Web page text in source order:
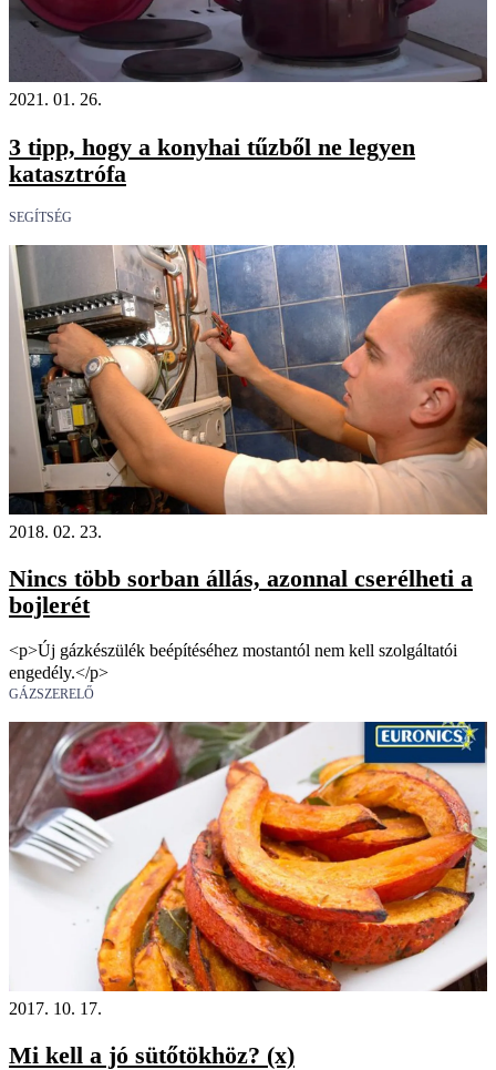
2021. 01. 26.
3 tipp, hogy a konyhai tűzből ne legyen
katasztrófa
SEGÍTSÉG
2018. 02. 23.
Nincs több sorban állás, azonnal cserélheti a
bojlerét
<p>Új gázkészülék beépítéséhez mostantól nem kell szolgáltatói
engedély.</p>
GÁZSZERELŐ
2017. 10. 17.
Mi kell a jó sütőtökhöz? (x)